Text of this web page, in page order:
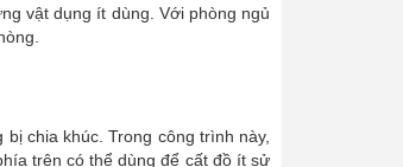
vật dụng ít dùng. Với phòng ngủ
chia khúc. Trong công trình này,
trên có thể dùng để cất đồ ít sử